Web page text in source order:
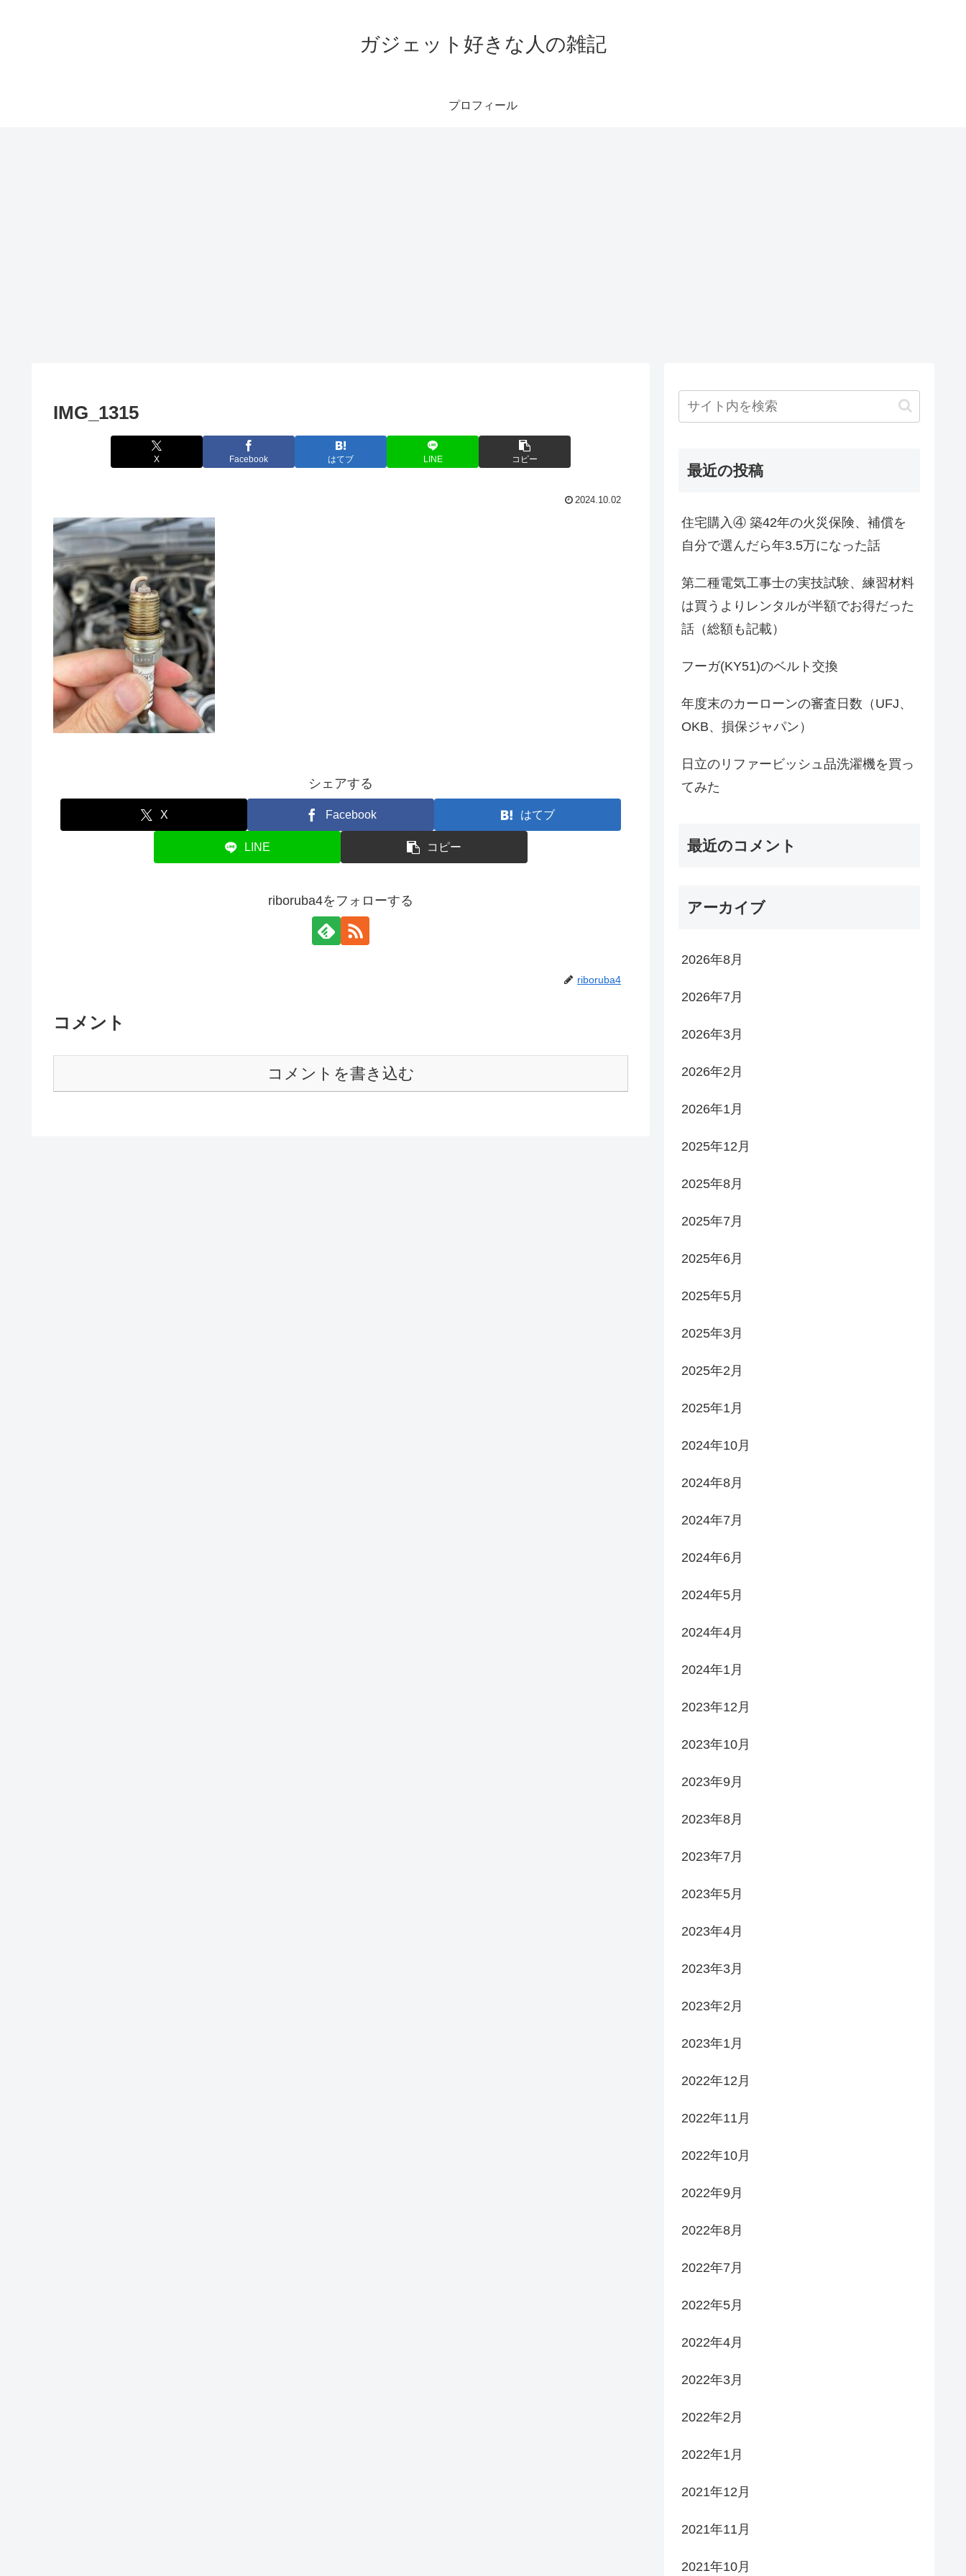
ガジェット好きな人の雑記
プロフィール
IMG_1315
X Facebook はてブ LINE コピー
2024.10.02
シェアする
X Facebook はてブ
LINE コピー
riboruba4をフォローする
riboruba4
コメント
コメントを書き込む
最近の投稿
住宅購入④ 築42年の火災保険、補償を
自分で選んだら年3.5万になった話
第二種電気工事士の実技試験、練習材料
は買うよりレンタルが半額でお得だった
話（総額も記載）
フーガ(KY51)のベルト交換
年度末のカーローンの審査日数（UFJ、
OKB、損保ジャパン）
日立のリファービッシュ品洗濯機を買っ
てみた
最近のコメント
アーカイブ
2026年8月
2026年7月
2026年3月
2026年2月
2026年1月
2025年12月
2025年8月
2025年7月
2025年6月
2025年5月
2025年3月
2025年2月
2025年1月
2024年10月
2024年8月
2024年7月
2024年6月
2024年5月
2024年4月
2024年1月
2023年12月
2023年10月
2023年9月
2023年8月
2023年7月
2023年5月
2023年4月
2023年3月
2023年2月
2023年1月
2022年12月
2022年11月
2022年10月
2022年9月
2022年8月
2022年7月
2022年5月
2022年4月
2022年3月
2022年2月
2022年1月
2021年12月
2021年11月
2021年10月